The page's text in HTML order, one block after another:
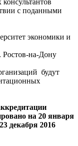
с поданными
экономики и
на-Дону
будут
на 20 января
декабря 2016